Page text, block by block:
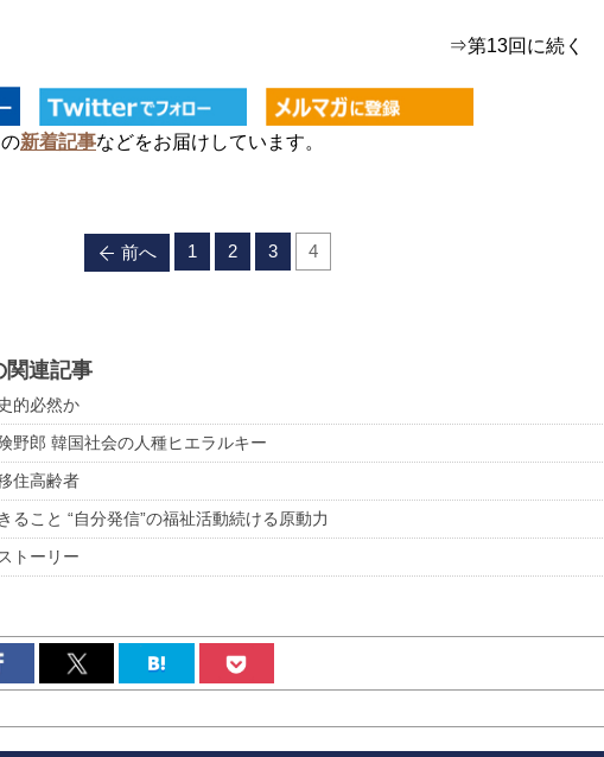
⇒第13回に続く
新着記事などをお届けしています。
前へ 1 2 3 4
関連記事
的必然か
野郎 韓国社会の人種ヒエラルキー
住高齢者
ること “自分発信”の福祉活動続ける原動力
トーリー